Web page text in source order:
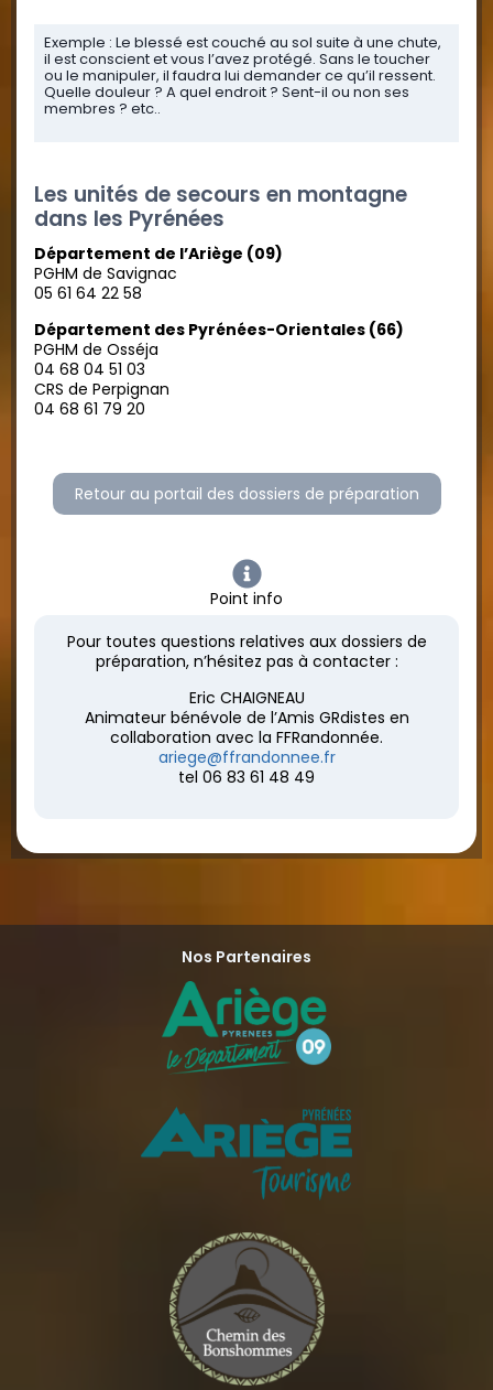
Exemple : Le blessé est couché au sol suite à une chute,
il est conscient et vous l’avez protégé. Sans le toucher
ou le manipuler, il faudra lui demander ce qu’il ressent.
Quelle douleur ? A quel endroit ? Sent-il ou non ses
membres ? etc..
Les unités de secours en montagne
dans les Pyrénées
Département de l’Ariège (09)
PGHM de Savignac
05 61 64 22 58
Département des Pyrénées-Orientales (66)
PGHM de Osséja
04 68 04 51 03
CRS de Perpignan
04 68 61 79 20
Retour au portail des dossiers de préparation
Point info
Pour toutes questions relatives aux dossiers de
préparation, n’hésitez pas à contacter :
Eric CHAIGNEAU
Animateur bénévole de l’Amis GRdistes en
collaboration avec la FFRandonnée.
ariege@ffrandonnee.fr
tel 06 83 61 48 49
Nos Partenaires